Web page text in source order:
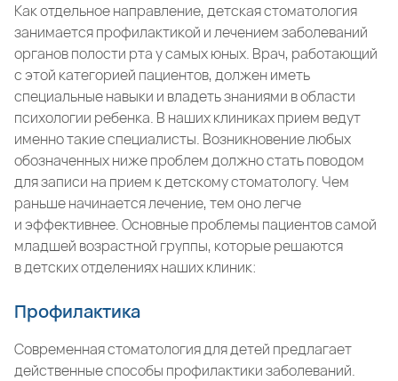
Как отдельное направление, детская стоматология
занимается профилактикой и лечением заболеваний
органов полости рта у самых юных. Врач, работающий
с этой категорией пациентов, должен иметь
специальные навыки и владеть знаниями в области
психологии ребенка. В наших клиниках прием ведут
именно такие специалисты. Возникновение любых
обозначенных ниже проблем должно стать поводом
для записи на прием к детскому стоматологу. Чем
раньше начинается лечение, тем оно легче
и эффективнее. Основные проблемы пациентов самой
младшей возрастной группы, которые решаются
в детских отделениях наших клиник:
Профилактика
Современная стоматология для детей предлагает
действенные способы профилактики заболеваний.